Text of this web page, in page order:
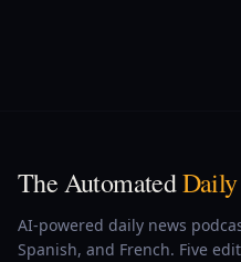
The AutomatedDaily
AI-powered daily news
Spanish, and French. Five